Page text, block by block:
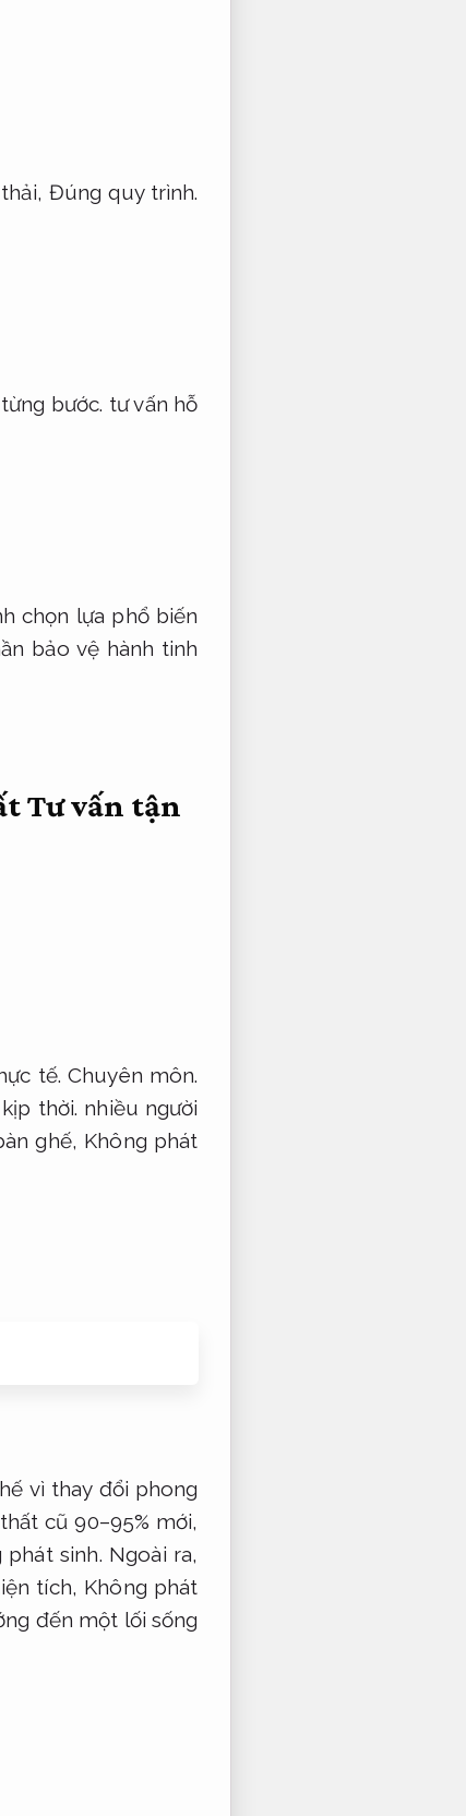
Đúng quy trình.
bước. tư vấn hỗ
chọn lựa phổ biến
bảo vệ hành tinh
Tư vấn tận
tế.Chuyên môn.
thời. nhiều người
ghế, Không phát
vì thay đổi phong
cũ 90–95% mới,
phát sinh. Ngoài ra,
tích, Không phát
đến một lối sống